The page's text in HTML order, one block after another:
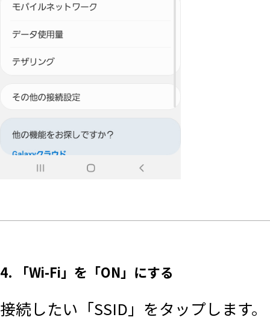
4. 「Wi-Fi」を「ON」にする
接続したい「SSID」をタップします。